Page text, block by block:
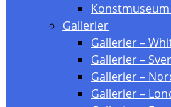
Gallerier
Gallerier –
Gallerier –
Gallerier –
Gallerier –